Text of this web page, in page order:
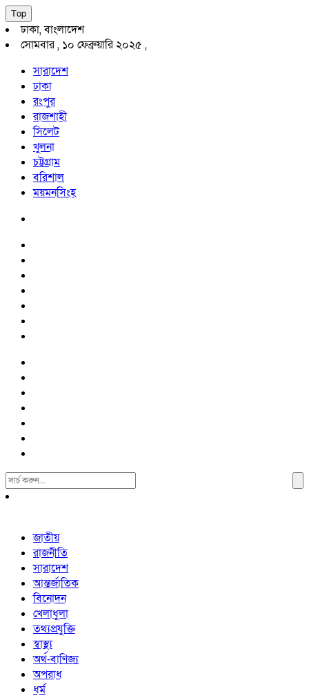
Top
ঢাকা, বাংলাদেশ
সোমবার , ১০ ফেব্রুয়ারি ২০২৫ ,
সারাদেশ
ঢাকা
রংপুর
রাজশাহী
সিলেট
খুলনা
চট্টগ্রাম
বরিশাল
ময়মনসিংহ
Search
For:
জাতীয়
রাজনীতি
সারাদেশ
আন্তর্জাতিক
বিনোদন
খেলাধুলা
তথ্যপ্রযুক্তি
স্বাস্থ্য
অর্থ-বাণিজ্য
অপরাধ
ধর্ম